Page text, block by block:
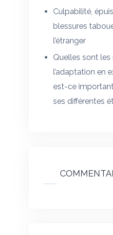
Culpabilité,
blessures
l’étranger
Quelles sont
l’adaptation en
est-ce
ses différentes